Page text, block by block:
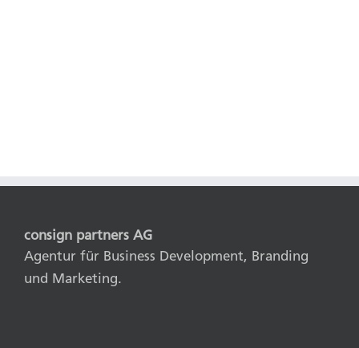
consign partners AG
Agentur für Business Development, Branding
und Marketing.